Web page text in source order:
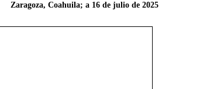
Zaragoza, Coahuila; a 16 de julio de 2025